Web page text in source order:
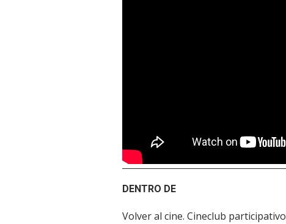
DENTRO DE
Volver al cine. Cineclub participativo